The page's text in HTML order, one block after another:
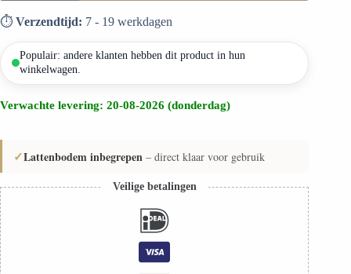
Seri
Lux
aantal
⏱️ Verzendtijd: 7 - 19 werkdagen
Populair: andere klanten hebben dit product in hun
winkelwagen.
Verwachte levering: 20-08-2026 (donderdag)
✓Lattenbodem inbegrepen – direct klaar voor gebruik
Veilige betalingen